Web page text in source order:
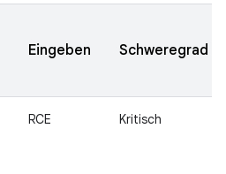
Eingeben Schweregrad
RCE Kritisch